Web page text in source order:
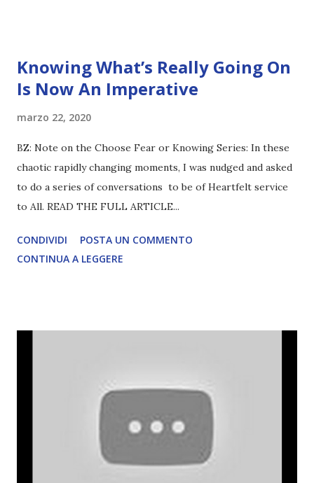
Knowing What’s Really Going On
Is Now An Imperative
marzo 22, 2020
BZ: Note on the Choose Fear or Knowing Series: In these
chaotic rapidly changing moments, I was nudged and asked
to do a series of conversations to be of Heartfelt service
to All. READ THE FULL ARTICLE...
CONDIVIDI
POSTA UN COMMENTO
CONTINUA A LEGGERE